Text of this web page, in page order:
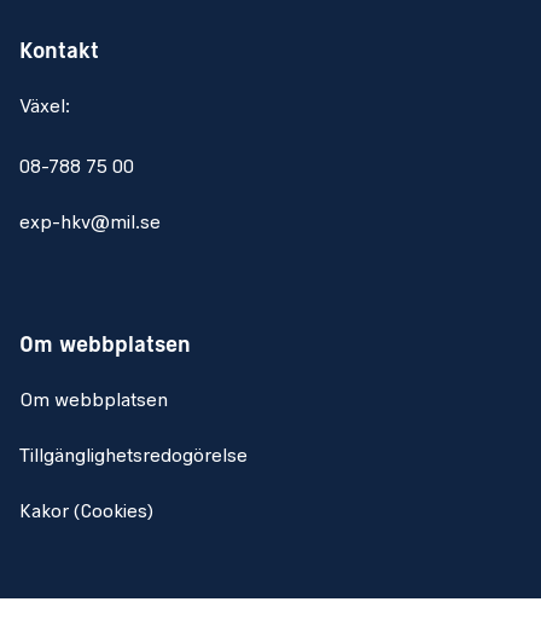
Kontakt
Växel:
08-788 75 00
exp-hkv@mil.se
Om webbplatsen
Om webbplatsen
Tillgänglighetsredogörelse
Kakor (Cookies)